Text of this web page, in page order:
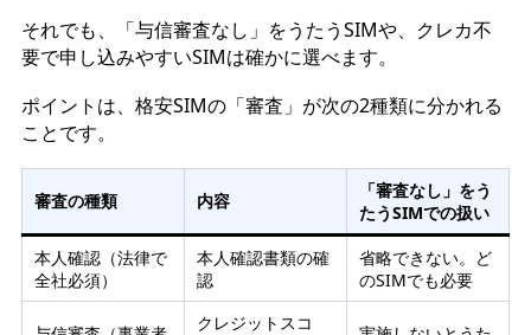
それでも、「与信審査なし」をうたうSIMや、クレカ不
要で申し込みやすいSIMは確かに選べます。
ポイントは、格安SIMの「審査」が次の2種類に分かれる
ことです。
審査の種類 内容
「審査なし」をう
たうSIMでの扱い
本人確認（法律で
全社必須）
本人確認書類の確
認
省略できない。ど
のSIMでも必要
クレジットスコ